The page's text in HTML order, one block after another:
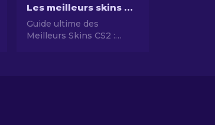
Les meilleurs skins CS2 [2026]
Guide ultime des
Meilleurs Skins CS2 :